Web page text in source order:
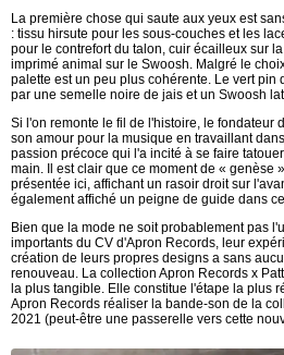
La première chose qui saute aux yeux est
: tissu hirsute pour les sous-couches et les
pour le contrefort du talon, cuir écailleux sur
imprimé animal sur le Swoosh. Malgré le
palette est un peu plus cohérente. Le vert pin
par une semelle noire de jais et un Swoosh
Si l'on remonte le fil de l'histoire, le fondateur
son amour pour la musique en travaillant
passion précoce qui l'a incité à se faire
main. Il est clair que ce moment de « genèse
présentée ici, affichant un rasoir droit sur
également affiché un peigne de guide dans
Bien que la mode ne soit probablement pas
importants du CV d'Apron Records, leur
création de leurs propres designs a sans
renouveau. La collection Apron Records x
la plus tangible. Elle constitue l'étape la plus
Apron Records réaliser la bande-son de la
2021 (peut-être une passerelle vers cette